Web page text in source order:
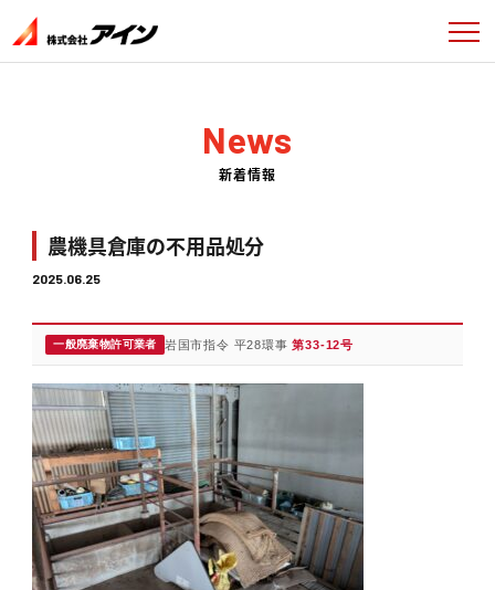
News
新着情報
農機具倉庫の不用品処分
2025.06.25
一般廃棄物許可業者 岩国市指令 平28環事第33-12号